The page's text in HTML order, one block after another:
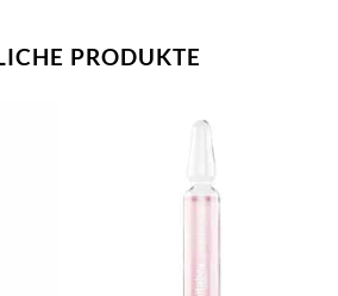
PRODUKTE